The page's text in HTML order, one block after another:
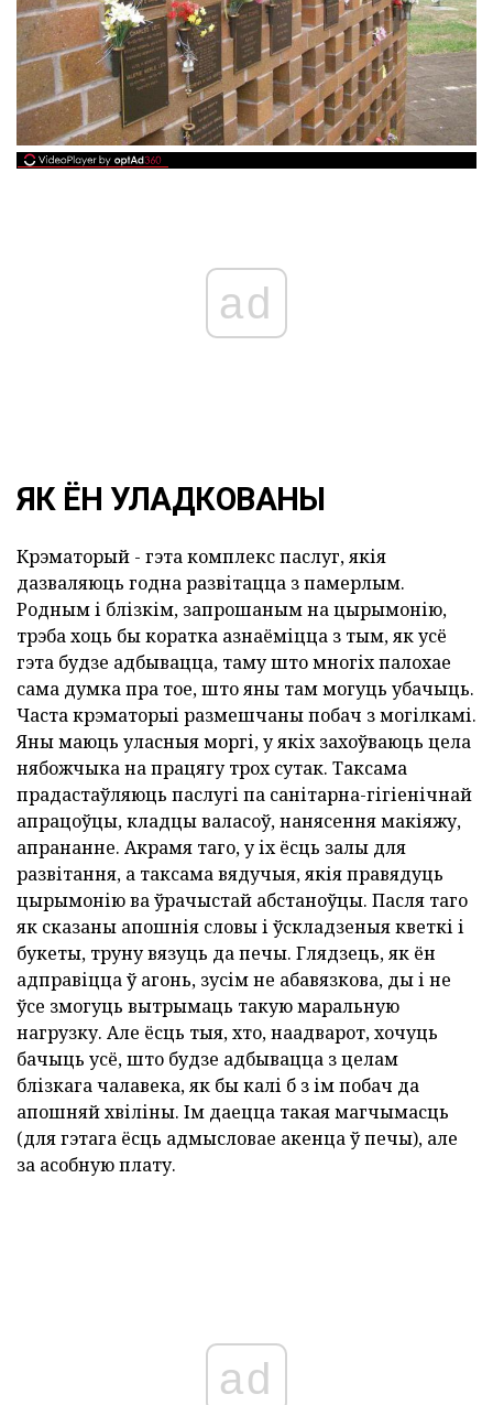
ad
ЯК ЁН УЛАДКОВАНЫ
Крэматорый - гэта комплекс паслуг, якія
дазваляюць годна развітацца з памерлым.
Родным і блізкім, запрошаным на цырымонію,
трэба хоць бы коратка азнаёміцца з тым, як усё
гэта будзе адбывацца, таму што многіх палохае
сама думка пра тое, што яны там могуць убачыць.
Часта крэматорыі размешчаны побач з могілкамі.
Яны маюць уласныя моргі, у якіх захоўваюць цела
нябожчыка на працягу трох сутак. Таксама
прадастаўляюць паслугі па санітарна-гігіенічнай
апрацоўцы, кладцы валасоў, нанясення макіяжу,
апрананне. Акрамя таго, у іх ёсць залы для
развітання, а таксама вядучыя, якія правядуць
цырымонію ва ўрачыстай абстаноўцы. Пасля таго
як сказаны апошнія словы і ўскладзеныя кветкі і
букеты, труну вязуць да печы. Глядзець, як ён
адправіцца ў агонь, зусім не абавязкова, ды і не
ўсе змогуць вытрымаць такую маральную
нагрузку. Але ёсць тыя, хто, наадварот, хочуць
бачыць усё, што будзе адбывацца з целам
блізкага чалавека, як бы калі б з ім побач да
апошняй хвіліны. Ім даецца такая магчымасць
(для гэтага ёсць адмысловае акенца ў печы), але
за асобную плату.
ad